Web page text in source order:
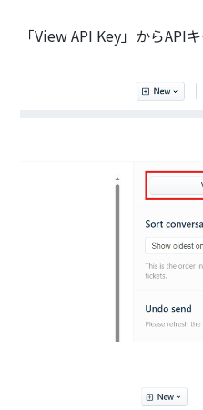
「View API Key」からAPI